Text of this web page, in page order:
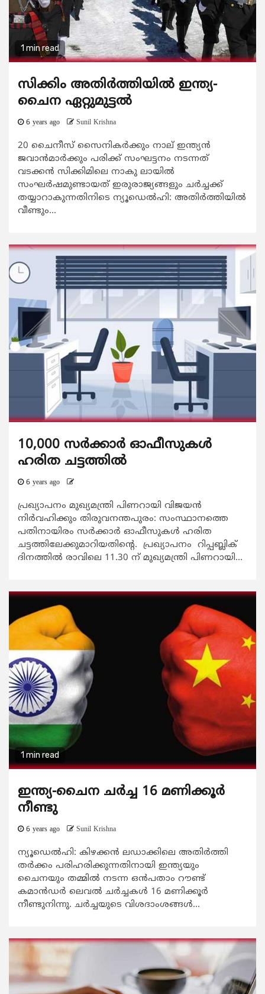
1 min read
സിക്കിം അതിര്‍ത്തിയില്‍ ഇന്ത്യ-
ചൈന ഏറ്റുമുട്ടല്‍
6 years ago Sunil Krishna
20 ചൈനീസ് സൈനികര്‍ക്കും നാല് ഇന്ത്യന്‍
ജവാന്‍മാര്‍ക്കും പരിക്ക് സംഘട്ടനം നടന്നത്
വടക്കന്‍ സിക്കിമിലെ നാകു ലായില്‍
സംഘര്‍ഷമുണ്ടായത് ഇരുരാജ്യങ്ങളും ചര്‍ച്ചക്ക്
തയ്യാറാകുന്നതിനിടെ ന്യൂഡെല്‍ഹി: അതിര്‍ത്തിയില്‍
വീണ്ടും...
10,000 സര്‍ക്കാര്‍ ഓഫീസുകള്‍
ഹരിത ചട്ടത്തില്‍
6 years ago
പ്രഖ്യാപനം മുഖ്യമന്ത്രി പിണറായി വിജയന്‍
നിര്‍വഹിക്കും തിരുവനന്തപുരം: സംസ്ഥാനത്തെ
പതിനായിരം സര്‍ക്കാര്‍ ഓഫീസുകള്‍ ഹരിത
ചട്ടത്തിലേക്കുമാറിയതിന്റെ. പ്രഖ്യാപനം റിപ്പബ്ലിക്
ദിനത്തില്‍ രാവിലെ 11.30 ന് മുഖ്യമന്ത്രി പിണറായി...
1 min read
ഇന്ത്യ-ചൈന ചര്‍ച്ച 16 മണിക്കൂര്‍
നീണ്ടു
6 years ago Sunil Krishna
ന്യൂഡെല്‍ഹി: കിഴക്കന്‍ ലഡാക്കിലെ അതിര്‍ത്തി
തര്‍ക്കം പരിഹരിക്കുന്നതിനായി ഇന്ത്യയും
ചൈനയും തമ്മില്‍ നടന്ന ഒന്‍പതാം റൗണ്ട്
കമാന്‍ഡര്‍ ലെവല്‍ ചര്‍ച്ചകള്‍ 16 മണിക്കൂര്‍
നീണ്ടുനിന്നു. ചര്‍ച്ചയുടെ വിശദാംശങ്ങള്‍...